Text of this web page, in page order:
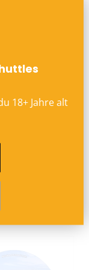
Glas
18+ Jahre alt